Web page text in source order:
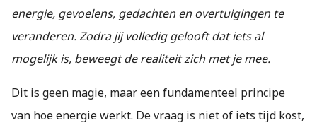
energie, gevoelens, gedachten en overtuigingen te
veranderen. Zodra jij volledig gelooft dat iets al
mogelijk is, beweegt de realiteit zich met je mee.
Dit is geen magie, maar een fundamenteel principe
van hoe energie werkt. De vraag is niet of iets tijd kost,